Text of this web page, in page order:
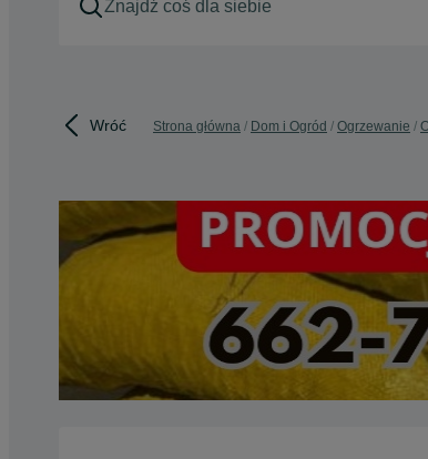
Wróć Strona główna Dom i Ogród Ogrzewanie